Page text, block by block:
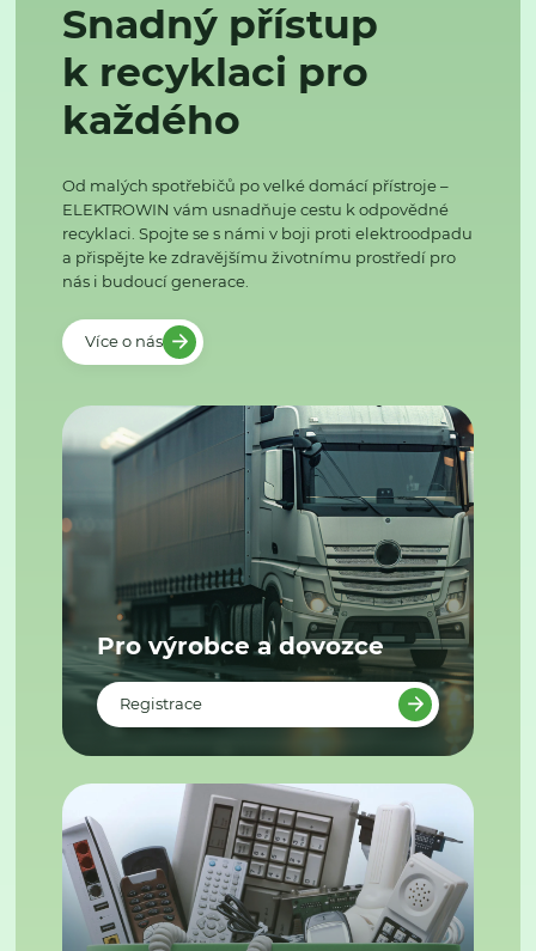
Snadný přístup
k recyklaci pro
každého
Od malých spotřebičů po velké domácí přístroje –
ELEKTROWIN vám usnadňuje cestu k odpovědné
recyklaci. Spojte se s námi v boji proti elektroodpadu
a přispějte ke zdravějšímu životnímu prostředí pro
nás i budoucí generace.
Více o nás
Pro výrobce a dovozce
Registrace